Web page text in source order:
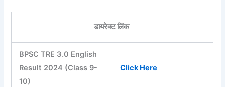
डायरेक्ट लिंक
BPSC TRE 3.0 English
Result 2024 (Class 9-
10)
Click Here